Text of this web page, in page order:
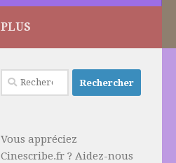
PLUS
Rechercher :
Vous appréciez
Cinescribe.fr ? Aidez-nous